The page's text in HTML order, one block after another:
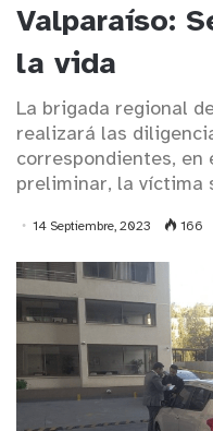
Valparaíso:
la vida
La brigada regional
realizará las
correspondientes, en
preliminar, la víctima
14 Septiembre, 2023 166